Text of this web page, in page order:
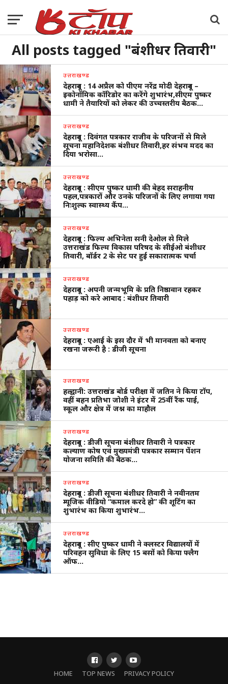
All posts tagged "बंशीधर तिवारी"
उत्तराखण्ड
देहरादून : 14 अप्रैल को पीएम नरेंद्र मोदी देहरादून –
इकोनॉमिक कॉरिडोर का करेंगे शुभारंभ,सीएम पुष्कर
धामी ने तैयारियों को लेकर की उच्चस्तरीय बैठक…
उत्तराखण्ड
देहरादून : दिवंगत पत्रकार राजीव के परिजनों से मिले
सूचना महानिदेशक बंशीधर तिवारी,हर संभव मदद का
दिया भरोसा…
उत्तराखण्ड
देहरादून : सीएम पुष्कर धामी की बेहद सराहनीय
पहल,पत्रकारों और उनके परिजनों के लिए लगाया गया
निःशुल्क स्वास्थ्य कैंप…
उत्तराखण्ड
देहरादून : फिल्म अभिनेता सनी देओल से मिले
उत्तराखंड फिल्म विकास परिषद के सीईओ बंशीधर
तिवारी, बॉर्डर 2 के सेट पर हुई सकारात्मक चर्चा
उत्तराखण्ड
देहरादून : अपनी जन्मभूमि के प्रति निष्ठावान रहकर
पहाड़ को करे आबाद : बंशीधर तिवारी
उत्तराखण्ड
देहरादून : एआई के इस दौर में भी मानवता को बनाए
रखना जरूरी है : डीजी सूचना
उत्तराखण्ड
हल्द्वानी: उत्तराखंड बोर्ड परीक्षा में जतिन ने किया टॉप,
वहीं बहन प्रतिभा जोशी ने इंटर में 25वीं रैंक पाई,
स्कूल और क्षेत्र में जश्न का माहौल
उत्तराखण्ड
देहरादून : डीजी सूचना बंशीधर तिवारी ने पत्रकार
कल्याण कोष एवं मुख्यमंत्री पत्रकार सम्मान पेंशन
योजना समिति की बैठक…
उत्तराखण्ड
देहरादून : डीजी सूचना बंशीधर तिवारी ने नवीनतम
म्यूजिक वीडियो “कमाल करदे हो” की शूटिंग का
शुभारंभ का किया शुभारंभ…
उत्तराखण्ड
देहरादून : सीए पुष्कर धामी ने क्लस्टर विद्यालयों में
परिवहन सुविधा के लिए 15 बसों को किया फ्लैग
ऑफ…
HOME TOP NEWS PRIVACY POLICY